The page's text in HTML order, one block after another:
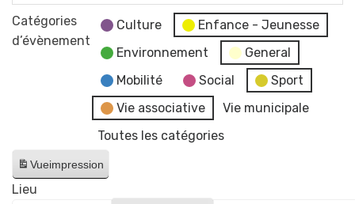
Catégories
d’évènement
Culture
Enfance - Jeunesse
Environnement
General
Mobilité
Social
Sport
Vie associative
Vie municipale
Toutes les catégories
Vueimpression
Lieu